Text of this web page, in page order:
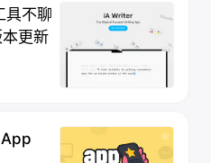
具不聊
更新